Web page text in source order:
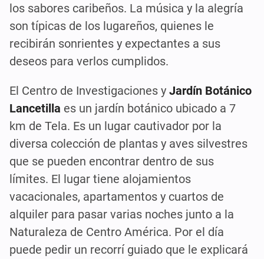
los sabores caribeños. La música y la alegría
son típicas de los lugareños, quienes le
recibirán sonrientes y expectantes a sus
deseos para verlos cumplidos.
El Centro de Investigaciones y Jardín Botánico
Lancetilla es un jardín botánico ubicado a 7
km de Tela. Es un lugar cautivador por la
diversa colección de plantas y aves silvestres
que se pueden encontrar dentro de sus
límites. El lugar tiene alojamientos
vacacionales, apartamentos y cuartos de
alquiler para pasar varias noches junto a la
Naturaleza de Centro América. Por el día
puede pedir un recorrí guiado que le explicará